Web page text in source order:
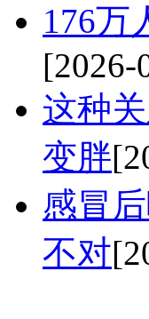
176万
[2026-
这种
变胖
感冒
不对